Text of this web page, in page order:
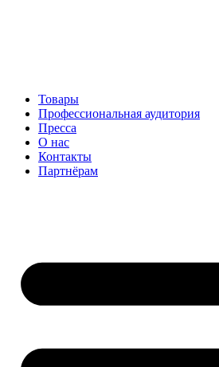
Товары
Профессиональная аудитория
Пресса
О нас
Контакты
Партнёрам